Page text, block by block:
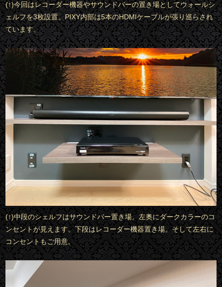
(↑)今回はレコーダー機器やサウンドバーの置き場としてウォールシ
ェルフを3枚設置。PIXY内部は5本のHDMIケーブルが張り巡らされ
ています。
(↑)中段のシェルフはサウンドバー置き場。左奥にダークカラーのコ
ンセントが見えます。下段はレコーダー機器置き場。そして左右に
コンセントもご用意。